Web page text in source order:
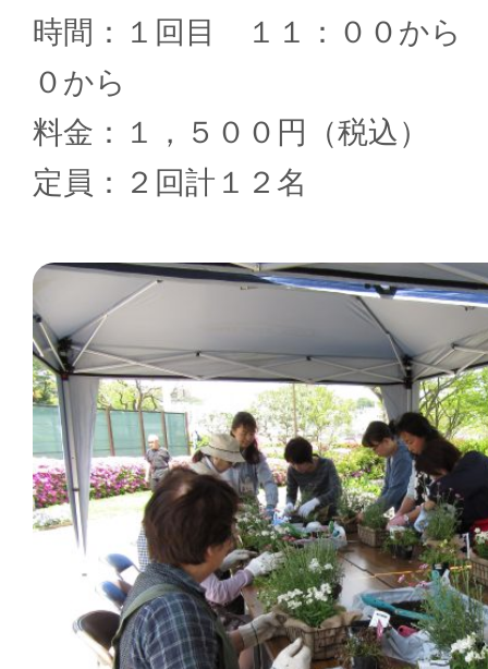
時間：１回目 １１：００か
０から
料金：１，５００円（税込）
定員：２回計１２名